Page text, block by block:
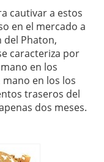
cautivar a estos
en el mercado a
del Phaton,
caracteriza por
en los
en los los
traseros del
dos meses.